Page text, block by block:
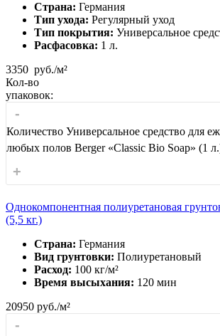
Страна: Германия
Тип ухода: Регулярный уход
Тип покрытия: Универсальное
Расфасовка: 1 л.
3350 руб./м²
Кол-во
упаковок:
-
Количество Универсальное средство для
любых полов Berger «Classic Bio Soap» (1
+
Однокомпонентная полиуретановая
(5,5 кг.)
Страна: Германия
Вид грунтовки: Полиуретановый
Расход: 100 кг/м²
Время высыхания: 120 мин
20950 руб./м²
-